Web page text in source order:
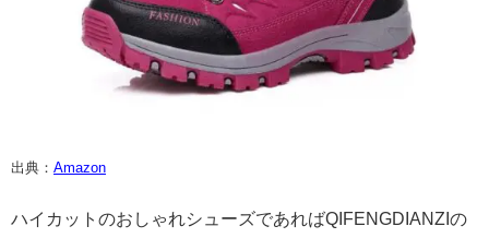
出典： Amazon
ハイカットのおしゃれシューズであればQIFENGDIANZIの